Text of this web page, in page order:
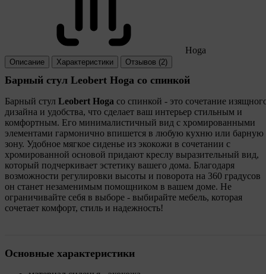
Hoga
Описание Характеристики Отзывов (2)
Барный стул Leobert Hoga со спинкой
Барный стул Leobert Hoga со спинкой - это сочетание
дизайна и удобства, что сделает ваш интерьер стильным и
комфортным. Его минималистичный вид с хромированными
элементами гармонично впишется в любую кухню или барную
зону. Удобное мягкое сиденье из экокожи в сочетании с
хромированной основой придают креслу выразительный вид,
который подчеркивает эстетику вашего дома. Благодаря
возможности регулировки высоты и поворота на 360 градусов
он станет незаменимым помощником в вашем доме. Не
ограничивайте себя в выборе - выбирайте мебель, которая
сочетает комфорт, стиль и надежность!
Основные характеристики